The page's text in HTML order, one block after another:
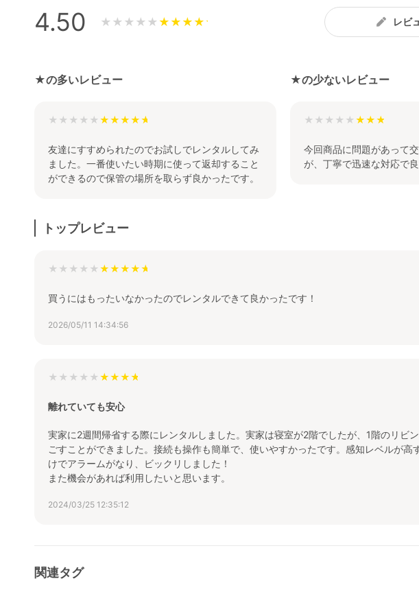
4.50 ★★★★★ レビ
★の多いレビュー
★★★★★
友達にすすめられたのでお試しでレンタルしてみ
ました。一番使いたい時期に使って返却すること
ができるので保管の場所を取らず良かったです。
★の少ないレビュー
★★★★★
今回商品に問題があって
が、丁寧で迅速な対応で良
トップレビュー
★★★★★
買うにはもったいなかったのでレンタルできて良かったです！
2026/05/11 14:34:56
★★★★★
離れていても安心
実家に2週間帰省する際にレンタルしました。実家は寝室が2階でしたが、1階のリビ
ごすことができました。接続も操作も簡単で、使いやすかったです。感知レベルが高
けでアラームがなり、ビックリしました！
また機会があれば利用したいと思います。
2024/03/25 12:35:12
関連タグ